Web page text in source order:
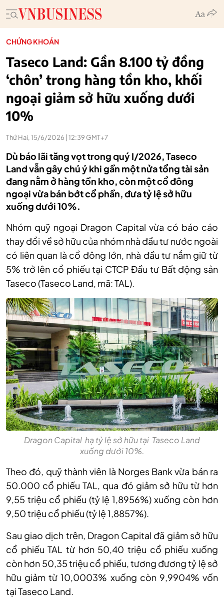
CHỨNG KHOÁN
Taseco Land: Gần 8.100 tỷ đồng
‘chôn’ trong hàng tồn kho, khối
ngoại giảm sở hữu xuống dưới
10%
Thứ Hai, 15/6/2026 | 12:39 GMT+7
Dù báo lãi tăng vọt trong quý I/2026, Taseco
Land vẫn gây chú ý khi gần một nửa tổng tài sản
đang nằm ở hàng tồn kho, còn một cổ đông
ngoại vừa bán bớt cổ phần, đưa tỷ lệ sở hữu
xuống dưới 10%.
Nhóm quỹ ngoại Dragon Capital vừa có báo cáo
thay đổi về sở hữu của nhóm nhà đầu tư nước ngoài
có liên quan là cổ đông lớn, nhà đầu tư nắm giữ từ
5% trở lên cổ phiếu tại CTCP Đầu tư Bất động sản
Taseco (Taseco Land, mã: TAL).
Dragon Capital hạ tỷ lệ sở hữu tại Taseco Land
xuống dưới 10%.
Theo đó, quỹ thành viên là Norges Bank vừa bán ra
50.000 cổ phiếu TAL, qua đó giảm sở hữu từ hơn
9,55 triệu cổ phiếu (tỷ lệ 1,8956%) xuống còn hơn
9,50 triệu cổ phiếu (tỷ lệ 1,8857%).
Sau giao dịch trên, Dragon Capital đã giảm sở hữu
cổ phiếu TAL từ hơn 50,40 triệu cổ phiếu xuống
còn hơn 50,35 triệu cổ phiếu, tương đương tỷ lệ sở
hữu giảm từ 10,0003% xuống còn 9,9904% vốn
tại Taseco Land.